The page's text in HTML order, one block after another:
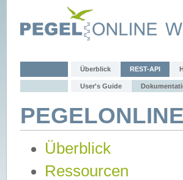
Überblick REST-API
User's Guide
Überblick
Ressourcen